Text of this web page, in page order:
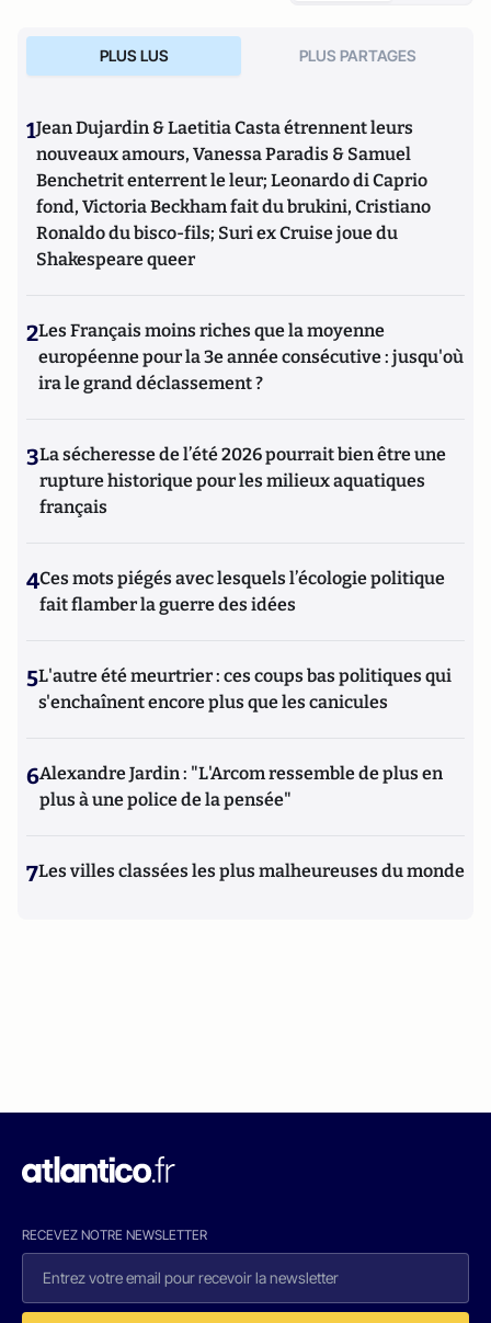
PLUS LUS PLUS PARTAGES
1Jean Dujardin & Laetitia Casta étrennent leurs
nouveaux amours, Vanessa Paradis & Samuel
Benchetrit enterrent le leur; Leonardo di Caprio
fond, Victoria Beckham fait du brukini, Cristiano
Ronaldo du bisco-fils; Suri ex Cruise joue du
Shakespeare queer
2Les Français moins riches que la moyenne
européenne pour la 3e année consécutive : jusqu'où
ira le grand déclassement ?
3La sécheresse de l’été 2026 pourrait bien être une
rupture historique pour les milieux aquatiques
français
4Ces mots piégés avec lesquels l’écologie politique
fait flamber la guerre des idées
5L'autre été meurtrier : ces coups bas politiques qui
s'enchaînent encore plus que les canicules
6Alexandre Jardin : "L'Arcom ressemble de plus en
plus à une police de la pensée"
7Les villes classées les plus malheureuses du monde
RECEVEZ NOTRE NEWSLETTER